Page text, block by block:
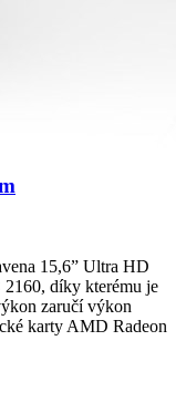
15,6” Ultra HD
2160, díky kterému je
zaručí výkon
karty AMD Radeon